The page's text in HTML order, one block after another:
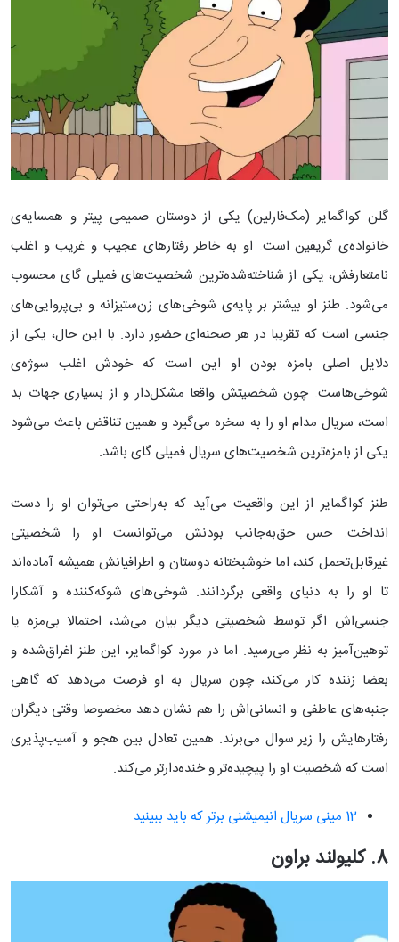
گلن کواگمایر (مک‌فارلین) یکی از دوستان صمیمی پیتر و همسایه‌ی
خانواده‌ی گریفین است. او به خاطر رفتارهای عجیب و غریب و اغلب
نامتعارفش، یکی از شناخته‌شده‌ترین شخصیت‌های فمیلی گای محسوب
می‌شود. طنز او بیشتر بر پایه‌ی شوخی‌های زن‌ستیزانه و بی‌پروایی‌های
جنسی است که تقریبا در هر صحنه‌ای حضور دارد. با این حال، یکی از
دلایل اصلی بامزه بودن او این است که خودش اغلب سوژه‌ی
شوخی‌هاست. چون شخصیتش واقعا مشکل‌دار و از بسیاری جهات بد
است، سریال مدام او را به سخره می‌گیرد و همین تناقض باعث می‌شود
یکی از بامزه‌ترین شخصیت‌های سریال فمیلی گای باشد.
طنز کواگمایر از این واقعیت می‌آید که به‌راحتی می‌توان او را دست
انداخت. حس حق‌به‌جانب بودنش می‌توانست او را شخصیتی
غیرقابل‌تحمل کند، اما خوشبختانه دوستان و اطرافیانش همیشه آماده‌اند
تا او را به دنیای واقعی برگردانند. شوخی‌های شوکه‌کننده و آشکارا
جنسی‌اش اگر توسط شخصیتی دیگر بیان می‌شد، احتمالا بی‌مزه یا
توهین‌آمیز به نظر می‌رسید. اما در مورد کواگمایر، این طنز اغراق‌شده و
بعضا زننده کار می‌کند، چون سریال به او فرصت می‌دهد که گاهی
جنبه‌های عاطفی و انسانی‌اش را هم نشان دهد مخصوصا وقتی دیگران
رفتارهایش را زیر سوال می‌برند. همین تعادل بین هجو و آسیب‌پذیری
است که شخصیت او را پیچیده‌تر و خنده‌دارتر می‌کند.
12 مینی سریال انیمیشنی برتر که باید ببینید
8. کلیولند براون